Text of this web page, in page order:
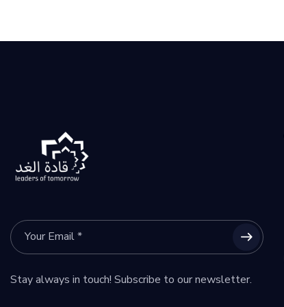
Stay always in touch! Subscribe to our newsletter.